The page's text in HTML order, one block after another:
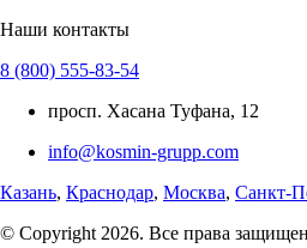
Наши контакты
8 (800) 555-83-54
просп. Хасана Туфана, 12
info@kosmin-grupp.com
Казань, Краснодар, Москва, Санкт-
© Copyright 2026. Все права